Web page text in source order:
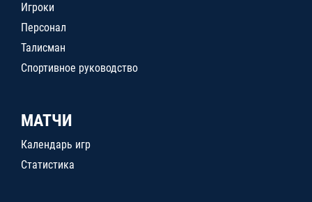
Игроки
Персонал
Талисман
Спортивное руководство
МАТЧИ
Календарь игр
Статистика